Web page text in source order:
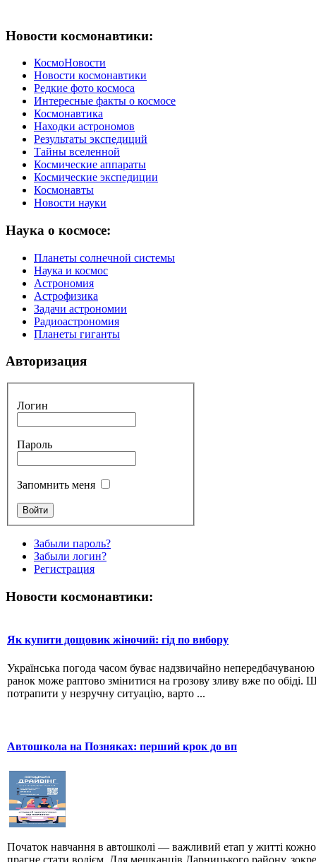
Новости космонавтики:
КосмоНовости
Новости космонавтики
Редкие фото космоса
Интересные факты о космосе
Космонавтика
Находки астрономов
Результаты экспедиций
Тайны вселенной
Космические аппараты
Космические экспедиции
Космонавты
Новости науки
Наука о космосе:
Планеты солнечной системы
Наука и космос
Астрономия
Астрофизика
Задачи астрономии
Радиоастрономия
Планеты гиганты
Авторизация
Логин
Пароль
Запомнить меня
Забыли пароль?
Забыли логин?
Регистрация
Новости космонавтики:
Як купити дощовик жіночий: гід по вибору
Українська погода часом буває надзвичайно
ранок може раптово змінитися на грозову зливу вже по обіді.
потрапити у незручну ситуацію, варто ...
Автошкола на Позняках: перший крок до вп
Початок навчання в автошколі — важливий етап у житті
прагне стати водієм. Для мешканців Дарницького району,